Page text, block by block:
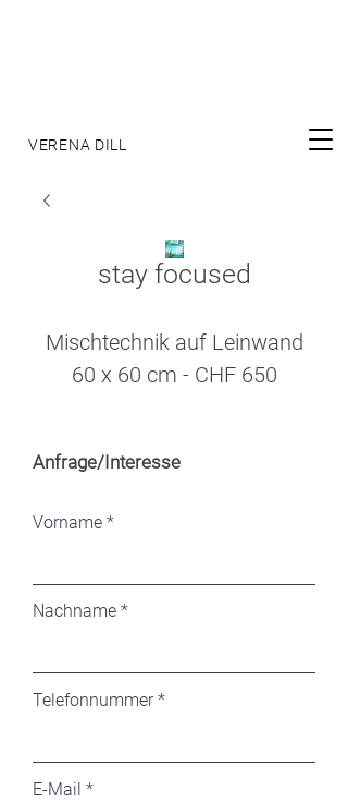
VERENA DILL
stay focused
Mischtechnik auf Leinwand
60 x 60 cm - CHF 650
Anfrage/Interesse
Vorname
Nachname
Telefonnummer
E-Mail